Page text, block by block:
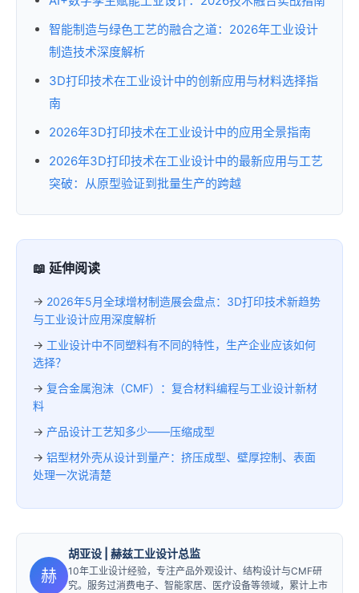
智能制造与绿色工艺的融合之道：2026年工业设计
制造技术深度解析
3D打印技术在工业设计中的创新应用与材料选择指
南
2026年3D打印技术在工业设计中的应用全景指南
2026年3D打印技术在工业设计中的最新应用与工艺
突破：从原型验证到批量生产的跨越
📖 延伸阅读
→ 2026年5月全球增材制造展会盘点：3D打印技术新趋势
与工业设计应用深度解析
→ 工业设计中不同塑料有不同的特性，生产企业应该如何
选择？
→ 复合金属泡沫（CMF）：复合材料编程与工业设计新材
料
→ 产品设计工艺知多少——压缩成型
→ 铝型材外壳从设计到量产：挤压成型、壁厚控制、表面
处理一次说清楚
赫
胡亚设 | 赫兹工业设计总监
10年工业设计经验，专注产品外观设计、结构设计与CMF研
究。服务过消费电子、智能家居、医疗设备等领域，累计上市